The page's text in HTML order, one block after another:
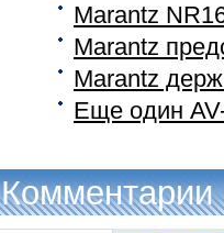
Marantz
Marantz
Marantz
Еще один
Комментарии